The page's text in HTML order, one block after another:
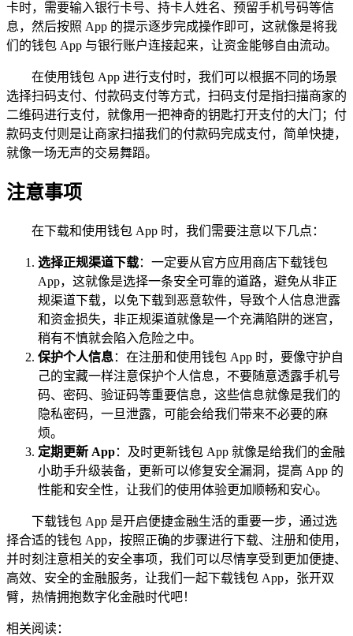
卡时，需要输入银行卡号、持卡人姓名、预留手机号码等信
息，然后按照 App 的提示逐步完成操作即可，这就像是将我
们的钱包 App 与银行账户连接起来，让资金能够自由流动。
在使用钱包 App 进行支付时，我们可以根据不同的场景
选择扫码支付、付款码支付等方式，扫码支付是指扫描商家的
二维码进行支付，就像用一把神奇的钥匙打开支付的大门；付
款码支付则是让商家扫描我们的付款码完成支付，简单快捷，
就像一场无声的交易舞蹈。
注意事项
在下载和使用钱包 App 时，我们需要注意以下几点：
选择正规渠道下载：一定要从官方应用商店下载钱包
App，这就像是选择一条安全可靠的道路，避免从非正
规渠道下载，以免下载到恶意软件，导致个人信息泄露
和资金损失，非正规渠道就像是一个充满陷阱的迷宫，
稍有不慎就会陷入危险之中。
保护个人信息：在注册和使用钱包 App 时，要像守护自
己的宝藏一样注意保护个人信息，不要随意透露手机号
码、密码、验证码等重要信息，这些信息就像是我们的
隐私密码，一旦泄露，可能会给我们带来不必要的麻
烦。
定期更新 App：及时更新钱包 App 就像是给我们的金融
小助手升级装备，更新可以修复安全漏洞，提高 App 的
性能和安全性，让我们的使用体验更加顺畅和安心。
下载钱包 App 是开启便捷金融生活的重要一步，通过选
择合适的钱包 App，按照正确的步骤进行下载、注册和使用，
并时刻注意相关的安全事项，我们可以尽情享受到更加便捷、
高效、安全的金融服务，让我们一起下载钱包 App，张开双
臂，热情拥抱数字化金融时代吧！
相关阅读：